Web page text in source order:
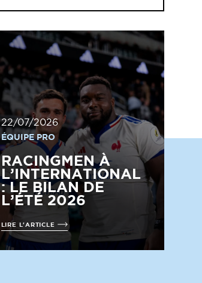
22/07/2026
ÉQUIPE PRO
RACINGMEN À
L’INTERNATIONAL
: LE BILAN DE
L’ÉTÉ 2026
LIRE L'ARTICLE